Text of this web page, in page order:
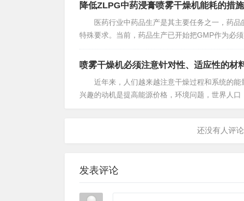
降低ZLPG中药浸膏喷雾干燥机能耗的措施
医药行业中药品生产是其主要任务之一，药品
特殊要求。当前，药品生产已开始把GMP作为必
计，制造，安装，使用，管理，验证等多个
喷雾干燥机必须注意针对性、适应性的材
近年来，人们越来越注意干燥过程和系统的能
兴趣的动机是提高能源价格，环境问题，世界人
发表评论